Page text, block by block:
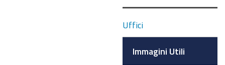
Uffici
Immagini Utili